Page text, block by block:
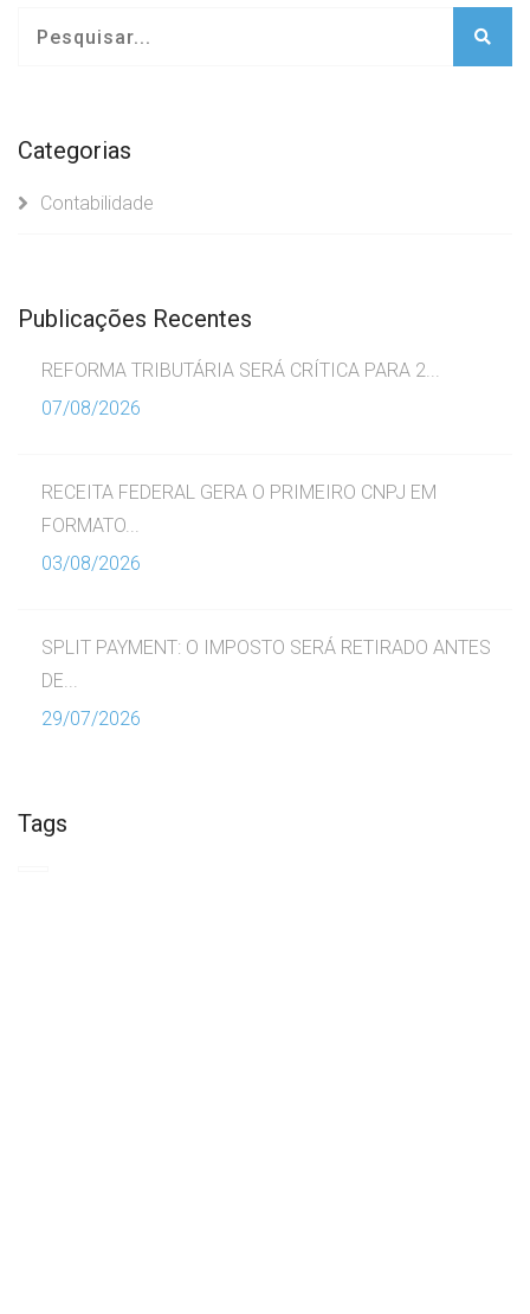
Categorias
Contabilidade
Publicações Recentes
REFORMA TRIBUTÁRIA SERÁ CRÍTICA PARA 2...
07/08/2026
RECEITA FEDERAL GERA O PRIMEIRO CNPJ EM
FORMATO...
03/08/2026
SPLIT PAYMENT: O IMPOSTO SERÁ RETIRADO ANTES
DE...
29/07/2026
Tags